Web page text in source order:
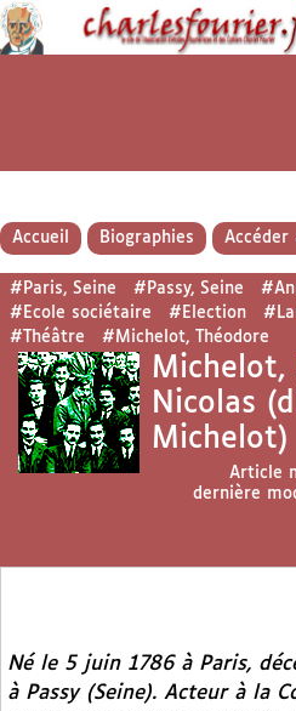
Accueil Biographies Accéder
#Paris, Seine #Passy, Seine
#Ecole sociétaire
#Election
#Théâtre
#Michelot, Théodore
Michelot,
Nicolas
Michelot)
Article
dernière
Né le 5 juin 1786 à Paris,
à Passy (Seine). Acteur à la